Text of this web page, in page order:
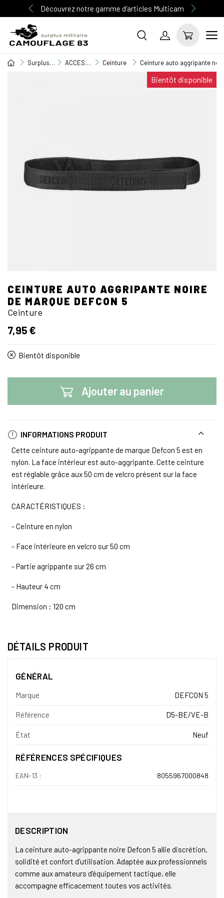
Découvrez notre gamme d'articles Multicam
Surplus Militaire ACCESSOIRE MILITAIRE Ceinture Ceinture auto aggripante
Bientôt disponible
CEINTURE AUTO AGGRIPANTE NOIRE
DE MARQUE DEFCON 5
Ceinture
7,95 €
Bientôt disponible
Ajouter au panier
INFORMATIONS PRODUIT
Cette ceinture auto-agrippante de marque Defcon 5 est en
nylon. La face intérieur est auto-aggripante. Cette ceinture
est réglable grâce aux 50 cm de velcro présent sur la face
intérieure.
CARACTÉRISTIQUES :
- Ceinture en nylon
- Face intérieure en velcro sur 50 cm
- Partie agrippante sur 26 cm
- Hauteur 4 cm
Dimension : 120 cm
DÉTAILS PRODUIT
GÉNÉRAL
Marque DEFCON 5
Référence D5-BE/VE-B
État Neuf
RÉFÉRENCES SPÉCIFIQUES
EAN-13 : 8055967000848
DESCRIPTION
La ceinture auto-agrippante noire Defcon 5 allie discrétion,
solidité et confort d’utilisation. Adaptée aux professionnels
comme aux amateurs d’équipement tactique, elle
accompagne efficacement toutes vos activités.